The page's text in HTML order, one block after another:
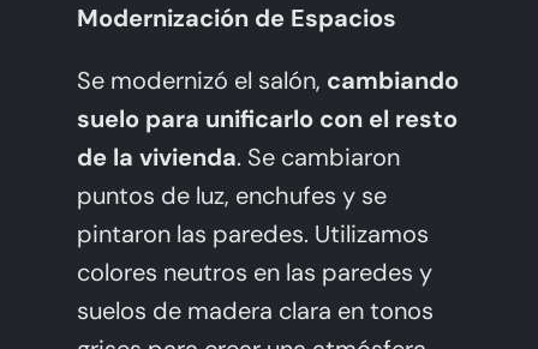
Modernización de Espacios
Se modernizó el salón, cambiando
suelo para unificarlo con el resto
de la vivienda. Se cambiaron
puntos de luz, enchufes y se
pintaron las paredes. Utilizamos
colores neutros en las paredes y
suelos de madera clara en tonos